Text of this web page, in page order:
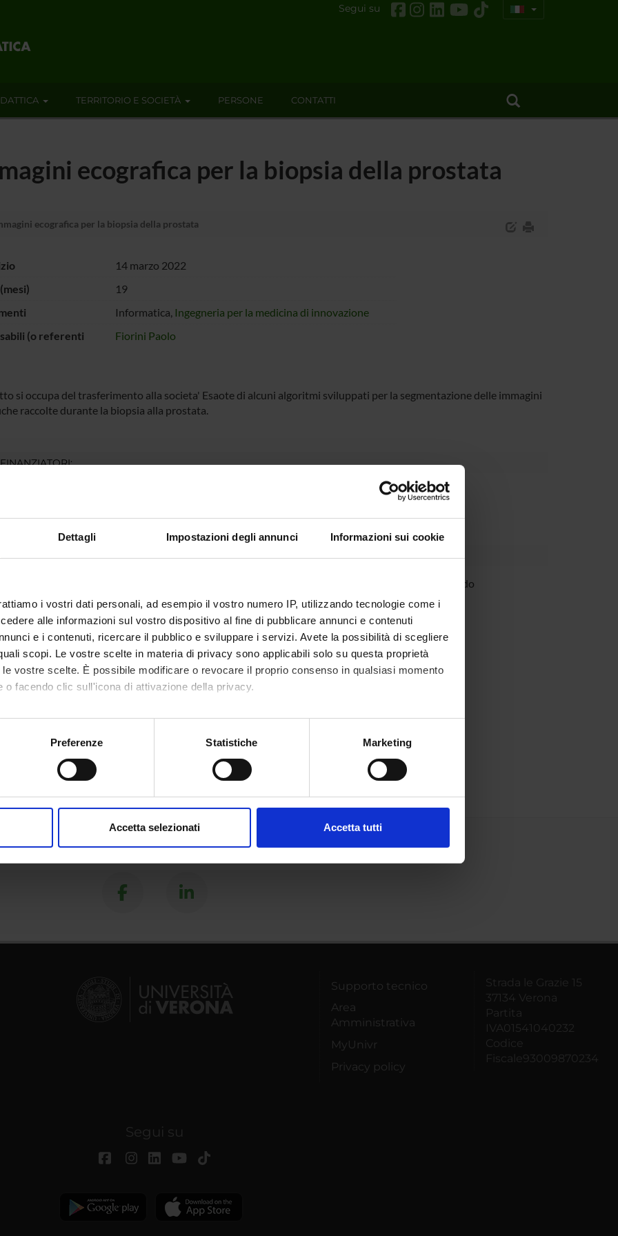
Dettagli Impostazioni degli annunci Informazioni sui cookie
i vostri dati personali, ad esempio il vostro numero IP, utilizzando tecnologie come i
alle informazioni sul vostro dispositivo al fine di pubblicare annunci e contenuti
e i contenuti, ricercare il pubblico e sviluppare i servizi. Avete la possibilità di scegliere
scopi. Le vostre scelte in materia di privacy sono applicabili solo su questa proprietà
vostre scelte. È possibile modificare o revocare il proprio consenso in qualsiasi momento
o facendo clic sull'icona di attivazione della privacy.
anche:
sulla tua posizione geografica, con un'approssimazione di qualche metro,
in qualsiasi momento dalla Dichiarazione sui cookie.
Preferenze Statistiche Marketing
Accetta selezionati Accetta tutti
Segui su
TERRITORIO E SOCIETÀ PERSONE CONTATTI
ecografica per la biopsia della prostata
ecografica per la biopsia della prostata
14 marzo 2022
19
Informatica, Ingegneria per la medicina di innovazione
(o referenti
Fiorini Paolo
si occupa del trasferimento alla societa' Esaote di alcuni algoritmi sviluppati per la segmentazione delle immagini
raccolte durante la biopsia alla prostata.
AL PROGETTO
Mihai Maris
Ricercatore a tempo
Dottorando
Supporto tecnico
Area
Amministrativa
MyUnivr
Privacy policy
Strada le Grazie 15
37134 Verona
Partita
IVA01541040232
Codice
Fiscale93009870234
Segui su